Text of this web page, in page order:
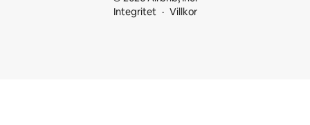
Integritet
Villkor